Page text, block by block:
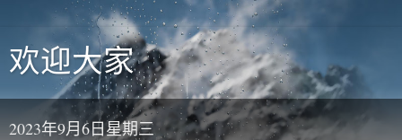
欢迎大家
2023年9月6日星期三